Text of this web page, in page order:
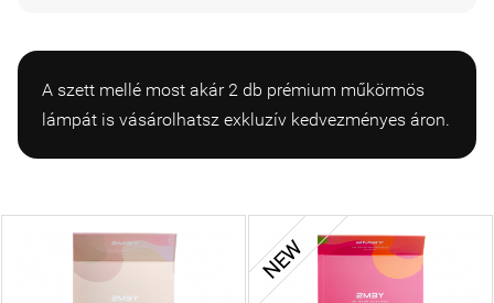
A szett mellé most akár 2 db prémium műkörmös
lámpát is vásárolhatsz exkluzív kedvezményes áron.
NEW